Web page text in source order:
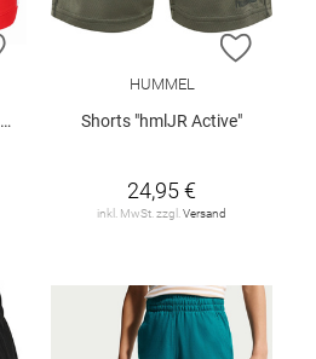
ZUR WUNSCHLISTE HINZUFÜGEN
ZUR
HUMMEL
Shorts "hmlJR Active"
24,95 €
inkl. MwSt. zzgl. Versand